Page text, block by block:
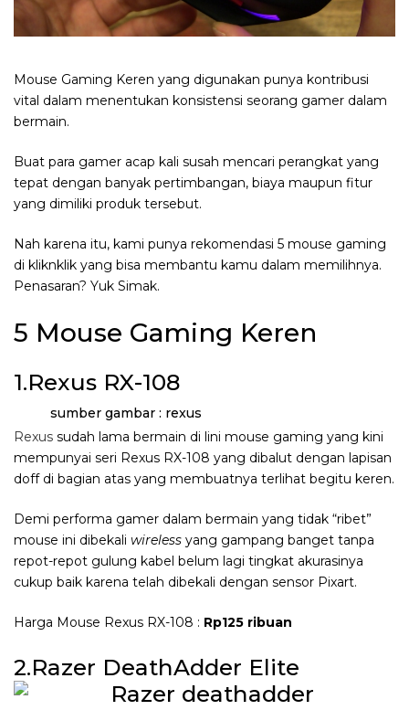
Mouse Gaming Keren yang digunakan punya kontribusi
vital dalam menentukan konsistensi seorang gamer dalam
bermain.
Buat para gamer acap kali susah mencari perangkat yang
tepat dengan banyak pertimbangan, biaya maupun fitur
yang dimiliki produk tersebut.
Nah karena itu, kami punya rekomendasi 5 mouse gaming
di kliknklik yang bisa membantu kamu dalam memilihnya.
Penasaran? Yuk Simak.
5 Mouse Gaming Keren
1.Rexus RX-108
sumber gambar : rexus
Rexus sudah lama bermain di lini mouse gaming yang kini
mempunyai seri Rexus RX-108 yang dibalut dengan lapisan
doff di bagian atas yang membuatnya terlihat begitu keren.
Demi performa gamer dalam bermain yang tidak “ribet”
mouse ini dibekali wireless yang gampang banget tanpa
repot-repot gulung kabel belum lagi tingkat akurasinya
cukup baik karena telah dibekali dengan sensor Pixart.
Harga Mouse Rexus RX-108 : Rp125 ribuan
2.Razer DeathAdder Elite